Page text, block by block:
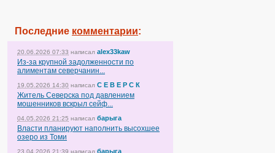
Последние комментарии:
20.06.2026 07:33 написал alex33kaw
Из-за крупной задолженности по
алиментам северчанин...
19.05.2026 14:30 написал С Е В Е Р С К
Житель Северска под давлением
мошенников вскрыл сейф...
04.05.2026 21:25 написал барыга
Власти планируют наполнить высохшее
озеро из Томи
23.04.2026 21:39 написал барыга